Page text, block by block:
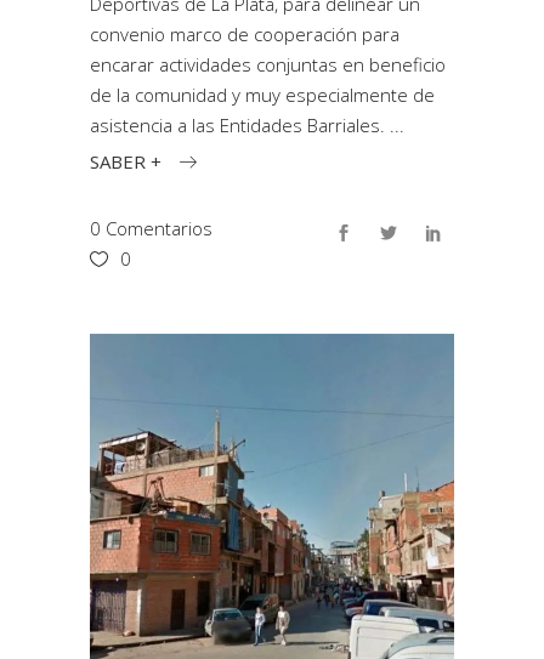
convenio marco de cooperación para
encarar actividades conjuntas en beneficio
de la comunidad y muy especialmente de
asistencia a las Entidades Barriales.
SABER +
0 Comentarios
0